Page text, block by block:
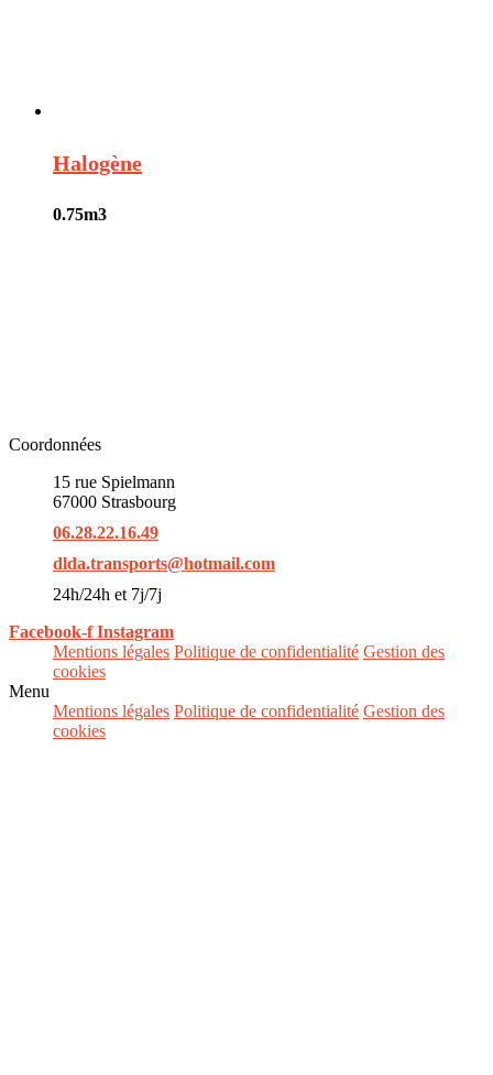
Halogène
0.75m3
Coordonnées
15 rue Spielmann
67000 Strasbourg
06.28.22.16.49
dlda.transports@hotmail.com
24h/24h et 7j/7j
Facebook-f Instagram
Mentions légales Politique de confidentialité Gestion des
cookies
Menu
Mentions légales Politique de confidentialité Gestion des
cookies